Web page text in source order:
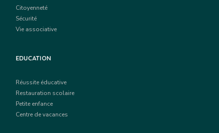
Citoyenneté
Sécurité
Vie associative
EDUCATION
Réussite éducative
Restauration scolaire
Petite enfance
Centre de vacances